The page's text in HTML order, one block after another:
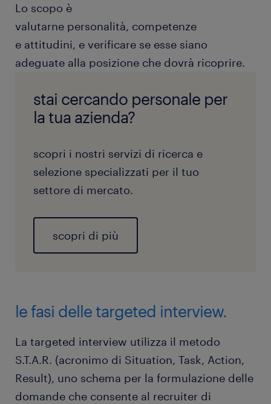
Lo scopo è
valutarne personalità, competenze
e attitudini, e verificare se esse siano
adeguate alla posizione che dovrà ricoprire.
stai cercando personale per
la tua azienda?
scopri i nostri servizi di ricerca e
selezione specializzati per il tuo
settore di mercato.
scopri di più
le fasi delle targeted interview.
La targeted interview utilizza il metodo
S.T.A.R. (acronimo di Situation, Task, Action,
Result), uno schema per la formulazione delle
domande che consente al recruiter di